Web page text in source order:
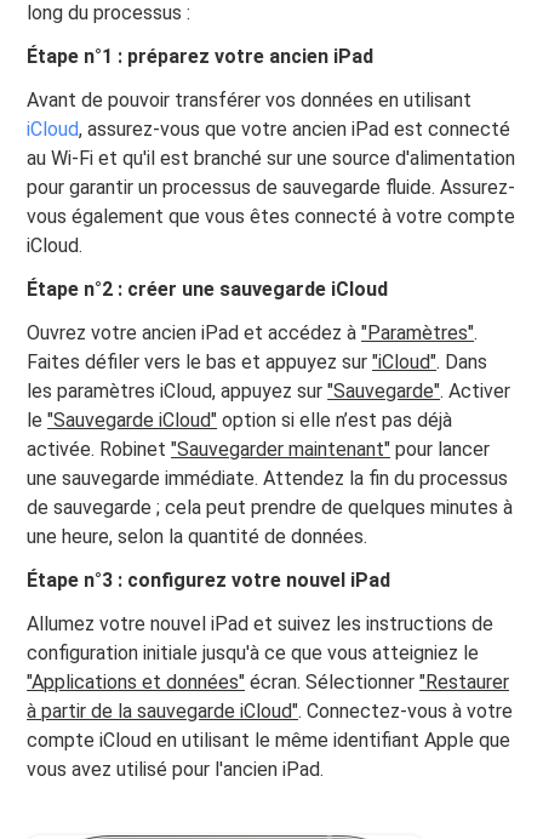
long du processus :
Étape n°1 : préparez votre ancien iPad
Avant de pouvoir transférer vos données en utilisant
iCloud, assurez-vous que votre ancien iPad est connecté
au Wi-Fi et qu'il est branché sur une source d'alimentation
pour garantir un processus de sauvegarde fluide. Assurez-
vous également que vous êtes connecté à votre compte
iCloud.
Étape n°2 : créer une sauvegarde iCloud
Ouvrez votre ancien iPad et accédez à"Paramètres".
Faites défiler vers le bas et appuyez sur"iCloud". Dans
les paramètres iCloud, appuyez sur"Sauvegarde". Activer
le"Sauvegarde iCloud" option si elle n’est pas déjà
activée. Robinet"Sauvegarder maintenant" pour lancer
une sauvegarde immédiate. Attendez la fin du processus
de sauvegarde ; cela peut prendre de quelques minutes à
une heure, selon la quantité de données.
Étape n°3 : configurez votre nouvel iPad
Allumez votre nouvel iPad et suivez les instructions de
configuration initiale jusqu'à ce que vous atteigniez le
"Applications et données" écran. Sélectionner"Restaurer
à partir de la sauvegarde iCloud". Connectez-vous à votre
compte iCloud en utilisant le même identifiant Apple que
vous avez utilisé pour l'ancien iPad.